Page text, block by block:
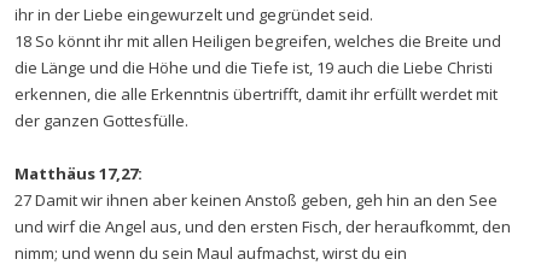
ihr in der Liebe eingewurzelt und gegründet seid.
18 So könnt ihr mit allen Heiligen begreifen, welches die Breite und
die Länge und die Höhe und die Tiefe ist, 19 auch die Liebe Christi
erkennen, die alle Erkenntnis übertrifft, damit ihr erfüllt werdet mit
der ganzen Gottesfülle.
Matthäus 17,27:
27 Damit wir ihnen aber keinen Anstoß geben, geh hin an den See
und wirf die Angel aus, und den ersten Fisch, der heraufkommt, den
nimm; und wenn du sein Maul aufmachst, wirst du ein